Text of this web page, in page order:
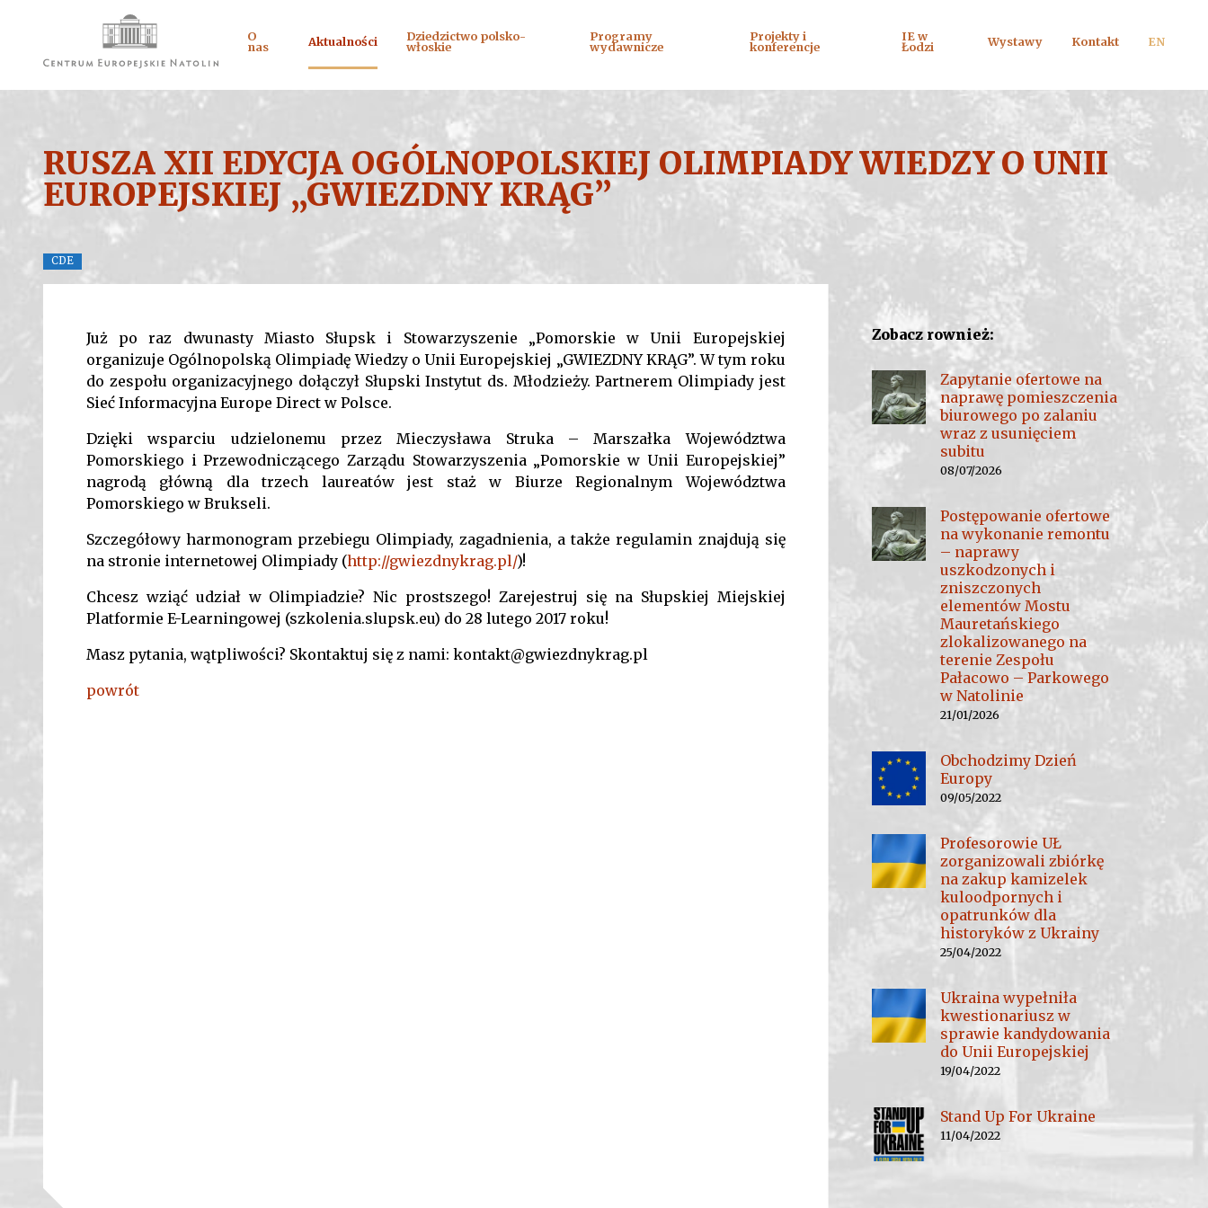
O
nas Aktualności Dziedzictwo polsko-
włoskie
Programy
wydawnicze
Projekty i
konferencje
IE w
Łodzi Wystawy Kontakt EN
RUSZA XII EDYCJA OGÓLNOPOLSKIEJ OLIMPIADY WIEDZY O UNII
EUROPEJSKIEJ „GWIEZDNY KRĄG”
CDE
Już po raz dwunasty Miasto Słupsk i Stowarzyszenie „Pomorskie w Unii Europejskiej
organizuje Ogólnopolską Olimpiadę Wiedzy o Unii Europejskiej „GWIEZDNY KRĄG”. W tym roku
do zespołu organizacyjnego dołączył Słupski Instytut ds. Młodzieży. Partnerem Olimpiady jest
Sieć Informacyjna Europe Direct w Polsce.
Dzięki wsparciu udzielonemu przez Mieczysława Struka – Marszałka Województwa
Pomorskiego i Przewodniczącego Zarządu Stowarzyszenia „Pomorskie w Unii Europejskiej”
nagrodą główną dla trzech laureatów jest staż w Biurze Regionalnym Województwa
Pomorskiego w Brukseli.
Szczegółowy harmonogram przebiegu Olimpiady, zagadnienia, a także regulamin znajdują się
na stronie internetowej Olimpiady (http://gwiezdnykrag.pl/)!
Chcesz wziąć udział w Olimpiadzie? Nic prostszego! Zarejestruj się na Słupskiej Miejskiej
Platformie E-Learningowej (szkolenia.slupsk.eu) do 28 lutego 2017 roku!
Masz pytania, wątpliwości? Skontaktuj się z nami: kontakt@gwiezdnykrag.pl
powrót
Zobacz rownież:
Zapytanie ofertowe na
naprawę pomieszczenia
biurowego po zalaniu
wraz z usunięciem
subitu
08/07/2026
Postępowanie ofertowe
na wykonanie remontu
– naprawy
uszkodzonych i
zniszczonych
elementów Mostu
Mauretańskiego
zlokalizowanego na
terenie Zespołu
Pałacowo – Parkowego
w Natolinie
21/01/2026
Obchodzimy Dzień
Europy
09/05/2022
Profesorowie UŁ
zorganizowali zbiórkę
na zakup kamizelek
kuloodpornych i
opatrunków dla
historyków z Ukrainy
25/04/2022
Ukraina wypełniła
kwestionariusz w
sprawie kandydowania
do Unii Europejskiej
19/04/2022
Stand Up For Ukraine
11/04/2022